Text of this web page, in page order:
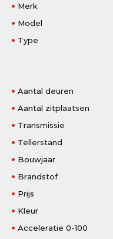
Merk
Model
Type
Aantal deuren
Aantal zitplaatsen
Transmissie
Tellerstand
Bouwjaar
Brandstof
Prijs
Kleur
Acceleratie 0-100